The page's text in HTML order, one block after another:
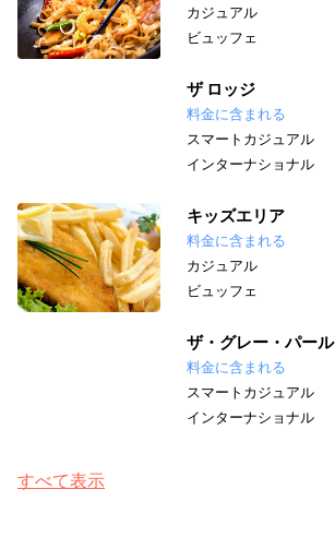
カジュアル
ビュッフェ
ザ ロッジ
料金に含まれる
スマートカジュアル
インターナショナル
キッズエリア
料金に含まれる
カジュアル
ビュッフェ
ザ・グレー・パール
料金に含まれる
スマートカジュアル
インターナショナル
すべて表示